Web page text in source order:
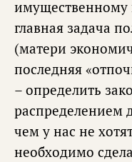
имущественному
главная задача
(матери
последняя
– определить
распределением
чем у нас не
необходимо